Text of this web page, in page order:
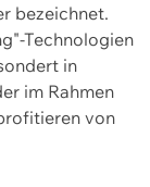
bezeichnet.
Technologien
in
im Rahmen
von